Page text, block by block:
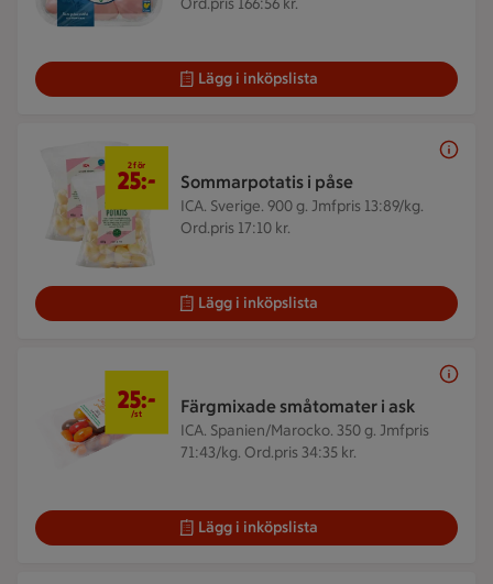
Ord.pris 166:56 kr.
Lägg i inköpslista
Sommarpotatis i påse
ICA. Sverige. 900 g. Jmfpris 13:89/kg.
Ord.pris 17:10 kr.
2 för
25:-
Lägg i inköpslista
Färgmixade småtomater i ask
ICA. Spanien/Marocko. 350 g. Jmfpris
71:43/kg. Ord.pris 34:35 kr.
25:-
/st
Lägg i inköpslista